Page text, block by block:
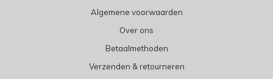
Algemene voorwaarden
Over ons
Betaalmethoden
Verzenden & retourneren